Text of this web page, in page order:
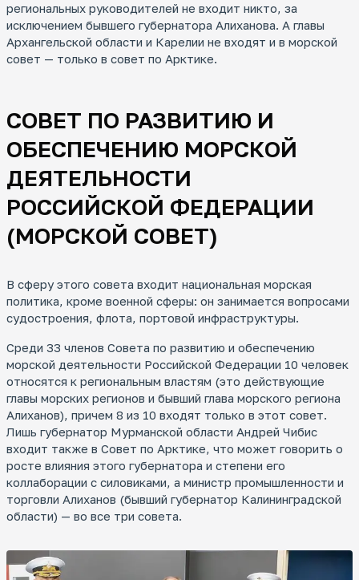
региональных руководителей не входит никто, за
исключением бывшего губернатора Алиханова. А главы
Архангельской области и Карелии не входят и в морской
совет — только в совет по Арктике.
СОВЕТ ПО РАЗВИТИЮ И
ОБЕСПЕЧЕНИЮ МОРСКОЙ
ДЕЯТЕЛЬНОСТИ
РОССИЙСКОЙ ФЕДЕРАЦИИ
(МОРСКОЙ СОВЕТ)
В сферу этого совета входит национальная морская
политика, кроме военной сферы: он занимается вопросами
судостроения, флота, портовой инфраструктуры.
Среди 33 членов Совета по развитию и обеспечению
морской деятельности Российской Федерации 10 человек
относятся к региональным властям (это действующие
главы морских регионов и бывший глава морского региона
Алиханов), причем 8 из 10 входят только в этот совет.
Лишь губернатор Мурманской области Андрей Чибис
входит также в Совет по Арктике, что может говорить о
росте влияния этого губернатора и степени его
коллаборации с силовиками, а министр промышленности и
торговли Алиханов (бывший губернатор Калининградской
области) — во все три совета.